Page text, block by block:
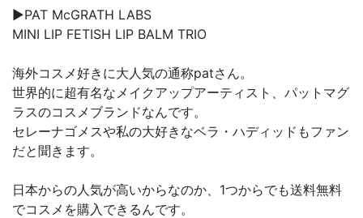
▶︎PAT McGRATH LABS
MINI LIP FETISH LIP BALM TRIO
海外コスメ好きに大人気の通称patさん。
世界的に超有名なメイクアップアーティスト、パットマグ
ラスのコスメブランドなんです。
セレーナゴメスや私の大好きなベラ・ハディッドもファン
だと聞きます。
日本からの人気が高いからなのか、1つからでも送料無料
でコスメを購入できるんです。